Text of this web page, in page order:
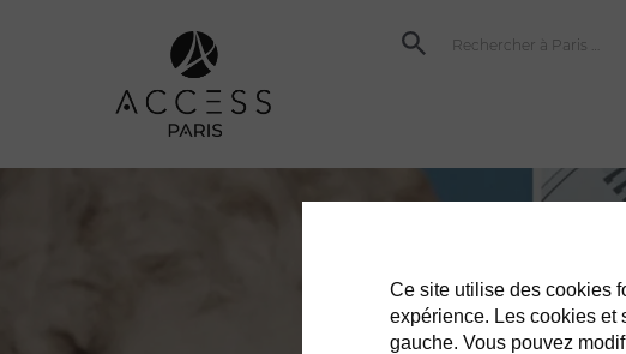
Ce site utilise des cookies
expérience. Les cookies et
gauche. Vous pouvez